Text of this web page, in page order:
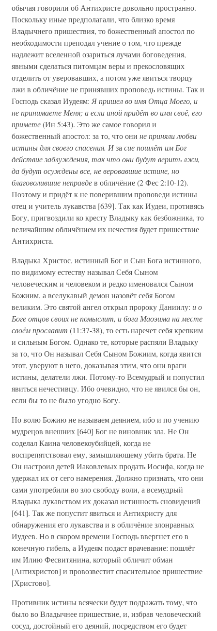
обычая говорили об Антихристе довольно пространно.
Поскольку иные предполагали, что близко время
Владычнего пришествия, то божественный апостол по
необходимости преподал учение о том, что прежде
надлежит вселенной озариться лучами боговедения,
явными сделаться питомцам веры и прекословящих
отделить от уверовавших, а потом уже явиться творцу
лжи в обличёние не принявших проповедь истины. Так и
Господь сказал Иудеям: Я пришел во имя Отца Моего, и
не принимаете Меня; а если иной придёт во имя своё, его
примете(Ин 5:43). Это же самое говорил и
божественный апостол: за то, что они не приняли любви
истины для своего спасения. Иза сие пошлёт им Бог
действие заблуждения, так что они будут верить лжи,
да будут осуждены все, не веровавшие истине, но
благоволившие неправдев обличёние (2 Фес 2:10-12).
Поэтому и придёт к не поверившим проповеди истины
отец и учитель лукавства [639]. Так как Иудеи, противясь
Богу, пригвоздили ко кресту Владыку как безбожника, то
величайшим обличёнием их нечестия будет пришествие
Антихриста.
Владыка Христос, истинный Бог и Сын Бога истинного,
по видимому естеству называл Себя Сыном
человеческим и человеком и редко именовался Сыном
Божиим, а вселукавый демон назовёт себя Богом
великим. Это святой ангел открыл пророку Даниилу: и о
Боге отцов своих не помыслит, и бога Маоэима на месте
своём прославит (11:37-38), то есть наречет себя крепким
и сильным Богом. Однако те, которые распяли Владыку
за то, что Он называл Себя Сыном Божиим, когда явится
этот, уверуют в него, доказывая этим, что они враги
истины, делатели лжи. Потому-то Всемудрый и попустил
явиться нечестивцу. Ибо очевидно, что не явился бы он,
если бы то не было угодно Богу.
Но волю Божию не называем деянием, ибо и по учению
мудрецов внешних [640] Бог не виновник зла. Не Он
соделал Каина человекоубийцей, когда не
воспрепятствовал ему, замышляющему убить брата. Не
Он настроил детей Иаковлевых продать Иосифа, когда не
удержал их от сего намерения. Должно признать, что они
сами употребили во зло свободу воли, а всемудрый
Владыка лукавством их доказал истинность сновидений
[641]. Так же попустит явиться и Антихристу для
обнаружения его лукавства и в обличёние злонравных
Иудеев. Но в скором времени Господь ввергнет его в
конечную гибель, а Иудеям подаст врачевание: пошлёт
им Илию Фесвитянина, который обличит обман
[Антихристов] и провозвестит спасительное пришествие
[Христово].
Противник истины всячески будет подражать тому, что
было во Владычнее пришествие, и, избрав человеческий
сосуд, достойный его деяний, посредством его будет